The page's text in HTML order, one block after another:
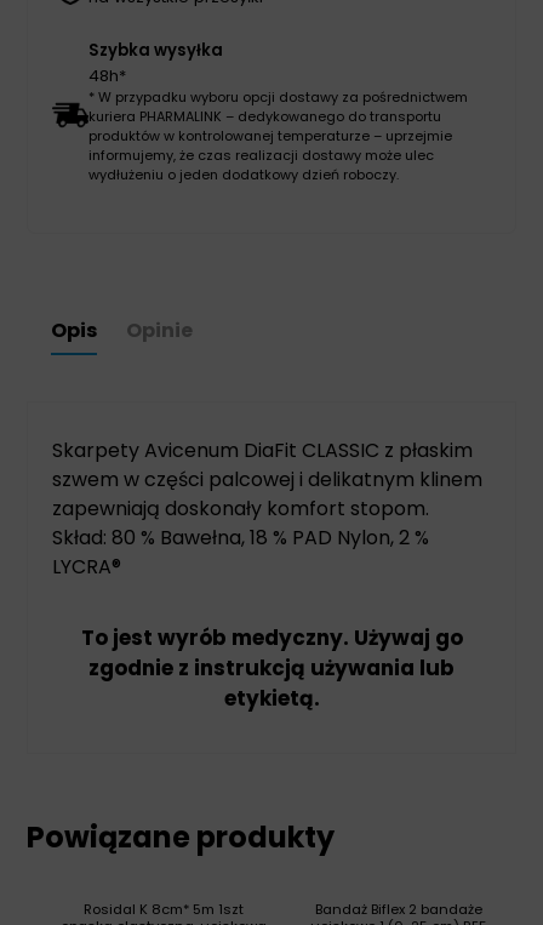
Szybka wysyłka
48h*
* W przypadku wyboru opcji dostawy za pośrednictwem
kuriera PHARMALINK – dedykowanego do transportu
produktów w kontrolowanej temperaturze – uprzejmie
informujemy, że czas realizacji dostawy może ulec
wydłużeniu o jeden dodatkowy dzień roboczy.
Opis Opinie
Skarpety Avicenum DiaFit CLASSIC z płaskim
szwem w części palcowej i delikatnym klinem
zapewniają doskonały komfort stopom.
Skład: 80 % Bawełna, 18 % PAD Nylon, 2 %
LYCRA®
To jest wyrób medyczny. Używaj go
zgodnie z instrukcją używania lub
etykietą.
Powiązane produkty
Bandaż Biflex 2 bandaże
Rosidal K 8cm* 5m 1szt